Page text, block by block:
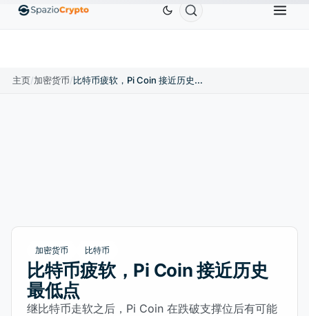
EthereumETHUS$1,880.58 TetherUSDT ↑0.00%
主页/加密货币/ 比特币疲软，Pi Coin 接近历史最低点
加密货币 比特币
比特币疲软，Pi Coin 接近历史
最低点
继比特币走软之后，Pi Coin 在跌破支撑位后有可能